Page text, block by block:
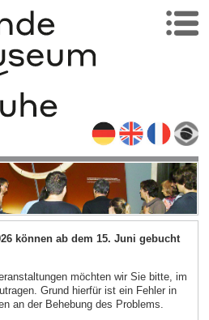
können ab dem 15. Juni gebucht
möchten wir Sie bitte, im
Grund hierfür ist ein Fehler in
an der Behebung des Problems.